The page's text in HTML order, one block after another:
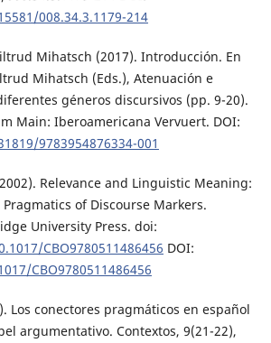
008.34.3.1179-214
Mihatsch (2017). Introducción. En
Mihatsch (Eds.), Atenuación e
géneros discursivos (pp. 9-20).
Main: Iberoamericana Vervuert. DOI:
9783954876334-001
Relevance and Linguistic Meaning:
of Discourse Markers.
University Press. doi:
CBO9780511486456 DOI:
CBO9780511486456
Los conectores pragmáticos en español
argumentativo. Contextos, 9(21-22),